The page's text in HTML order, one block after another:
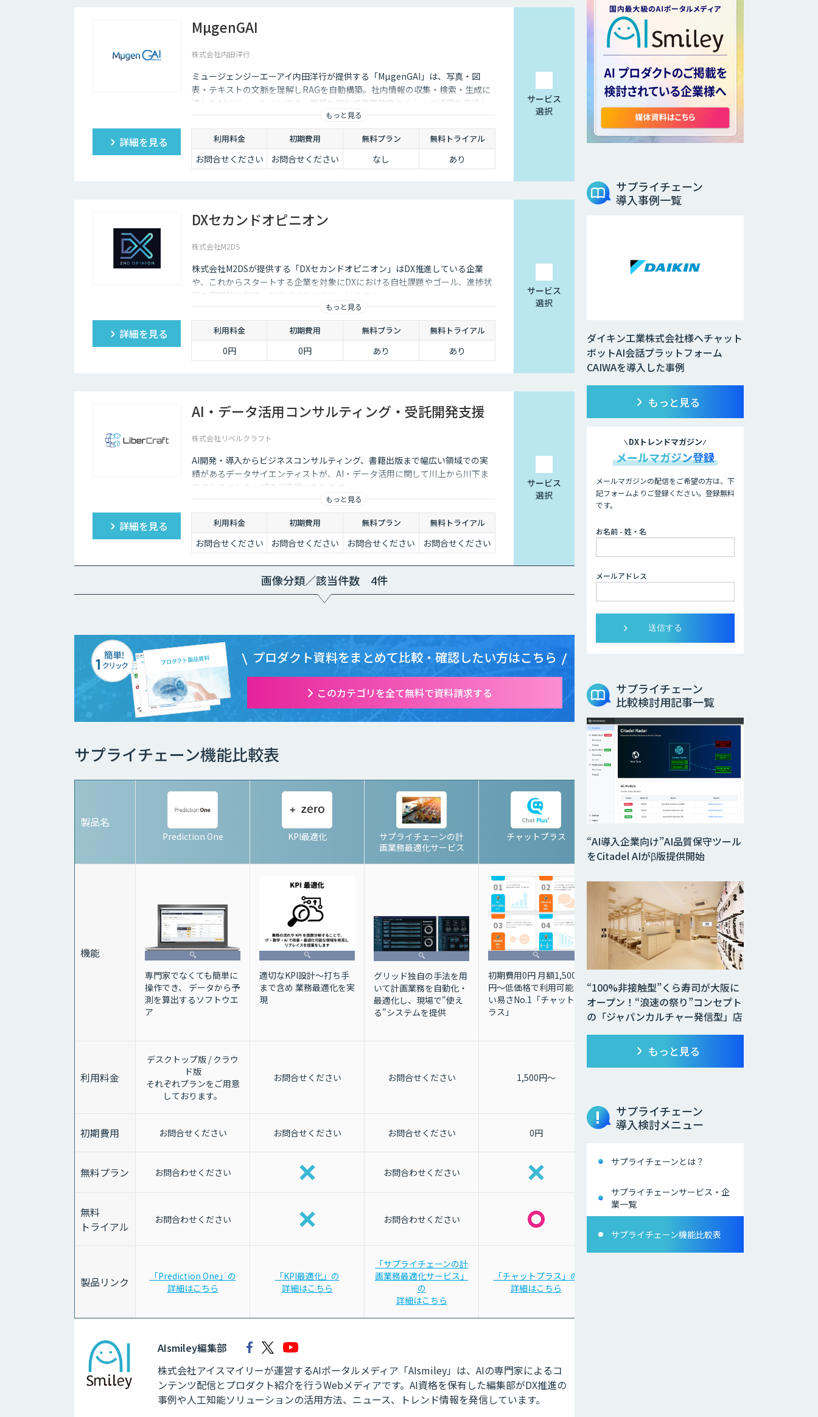
MµgenGAI
株式会社内田洋行
ミュージェンジーエーアイ内田洋行が提供する「MµgenGAI」は、写真・図
表・テキストの文脈を理解しRAGを自動構築。社内情報の収集・検索・生成に
適したAIソリューションです。業種を問わず業務効率とナレッジ活用を支援し
もっと見る
詳細を見る 利用料金 初期費用 無料プラン 無料トライアル
お問合せください お問合せください なし あり
サービス
選択
DXセカンドオピニオン
株式会社M2DS
株式会社M2DSが提供する「DXセカンドオピニオン」はDX推進している企業
や、これからスタートする企業を対象にDXにおける自社課題やゴール、進捗状
況を客観的に診断・アドバイスするサービスです
もっと見る
詳細を見る 利用料金 初期費用 無料プラン 無料トライアル
0円 0円 あり あり
サービス
選択
AI・データ活用コンサルティング・受託開発支援
株式会社リベルクラフト
AI開発・導入からビジネスコンサルティング、書籍出版まで幅広い領域での実
績があるデータサイエンティストが、AI・データ活用に関して川上から川下ま
でフルラインナップでご支援いたします。
もっと見る
詳細を見る 利用料金 初期費用 無料プラン 無料トライアル
お問合せください お問合せください お問合せください お問合せください
サービス
選択
画像分類／該当件数 4件
プロダクト資料をまとめて比較・確認したい方はこちら
このカテゴリを全て無料で資料請求する
サプライチェーン機能比較表
製品名
Prediction One KPI最適化
サプライチェーンの計
画業務最適化サービス
チャットプラス
Third AI レコメンドア
イ
機能
専門家でなくても簡単に
操作でき、 データから予
測を算出するソフトウエ
ア
適切なKPI設計～打ち手
まで含め 業務最適化を実
現
グリッド独自の手法を用
いて計画業務を自動化・
最適化し、現場で"使え
る"システムを提供
初期費用0円 月額1,500
円〜低価格で利用可能 使
い易さNo.1「チャットプ
ラス」
て、お手元の写真などか
ら類似または同一画像を
検索して目的の商品を見
つけ出すことが可能
利用料金
デスクトップ版 / クラウ
ド版
それぞれプランをご用意
しております。
お問合せください お問合せください 1,500円～
初期費用 お問合せください お問合せください お問合せください 0円 1,000,000円〜
無料プラン お問合わせください お問合わせください
無料
トライアル
お問合わせください お問合わせください お問合わせください
製品リンク
「Prediction One」の
詳細はこちら
「KPI最適化」の
詳細はこちら
「サプライチェーンの計
画業務最適化サービス」
の
詳細はこちら
「チャットプラス」の
詳細はこちら
AIsmiley編集部
株式会社アイスマイリーが運営するAIポータルメディア「AIsmiley」は、AIの専門家によるコ
ンテンツ配信とプロダクト紹介を行うWebメディアです。AI資格を保有した編集部がDX推進の
事例や人工知能ソリューションの活用方法、ニュース、トレンド情報を発信しています。
サプライチェーン
導入事例一覧
ダイキン工業株式会社様へチャット
ボットAI会話プラットフォーム
CAIWAを導入した事例
もっと見る
DXトレンドマガジン
メールマガジン登録
メールマガジンの配信をご希望の方は、下
記フォームよりご登録ください。登録無料
です。
お名前 - 姓・名
メールアドレス
サプライチェーン
比較検討用記事一覧
“AI導入企業向け”AI品質保守ツール
をCitadel AIがβ版提供開始
“100%非接触型”くら寿司が大阪に
オープン！“浪速の祭り”コンセプト
の「ジャパンカルチャー発信型」店
もっと見る
サプライチェーン
導入検討メニュー
サプライチェーンとは？
サプライチェーンサービス・企
業一覧
サプライチェーン機能比較表